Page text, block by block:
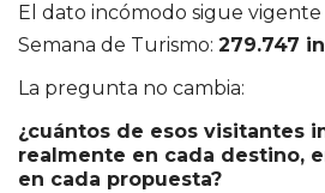
El dato incómodo sigue vigente
Semana de Turismo: 279.747
La pregunta no cambia:
¿cuántos de esos visitantes
realmente en cada destino,
en cada propuesta?